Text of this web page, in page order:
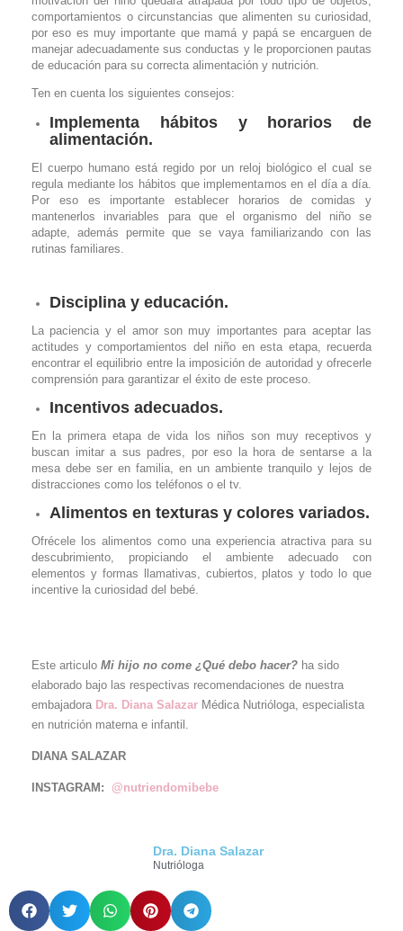
comportamientos o circunstancias que alimenten su curiosidad,
por eso es muy importante que mamá y papá se encarguen de
manejar adecuadamente sus conductas y le proporcionen pautas
de educación para su correcta alimentación y nutrición.
Ten en cuenta los siguientes consejos:
Implementa hábitos y horarios de
alimentación.
El cuerpo humano está regido por un reloj biológico el cual se
regula mediante los hábitos que implementamos en el día a día.
Por eso es importante establecer horarios de comidas y
mantenerlos invariables para que el organismo del niño se
adapte, además permite que se vaya familiarizando con las
rutinas familiares.
Disciplina y educación.
La paciencia y el amor son muy importantes para aceptar las
actitudes y comportamientos del niño en esta etapa, recuerda
encontrar el equilibrio entre la imposición de autoridad y ofrecerle
comprensión para garantizar el éxito de este proceso.
Incentivos adecuados.
En la primera etapa de vida los niños son muy receptivos y
buscan imitar a sus padres, por eso la hora de sentarse a la
mesa debe ser en familia, en un ambiente tranquilo y lejos de
distracciones como los teléfonos o el tv.
Alimentos en texturas y colores variados.
Ofrécele los alimentos como una experiencia atractiva para su
descubrimiento, propiciando el ambiente adecuado con
elementos y formas llamativas, cubiertos, platos y todo lo que
incentive la curiosidad del bebé.
Este articulo Mi hijo no come ¿Qué debo hacer? ha sido
elaborado bajo las respectivas recomendaciones de nuestra
embajadora Dra. Diana Salazar Médica Nutrióloga, especialista
en nutrición materna e infantil.
DIANA SALAZAR
INSTAGRAM: @nutriendomibebe
Dra. Diana Salazar
Nutrióloga